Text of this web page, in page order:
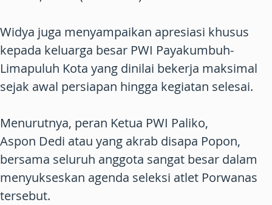
Widya juga menyampaikan apresiasi khusus
kepada keluarga besar PWI Payakumbuh-
Limapuluh Kota yang dinilai bekerja maksimal
sejak awal persiapan hingga kegiatan selesai.
Menurutnya, peran Ketua PWI Paliko,
Aspon Dedi atau yang akrab disapa Popon,
bersama seluruh anggota sangat besar dalam
menyukseskan agenda seleksi atlet Porwanas
tersebut.